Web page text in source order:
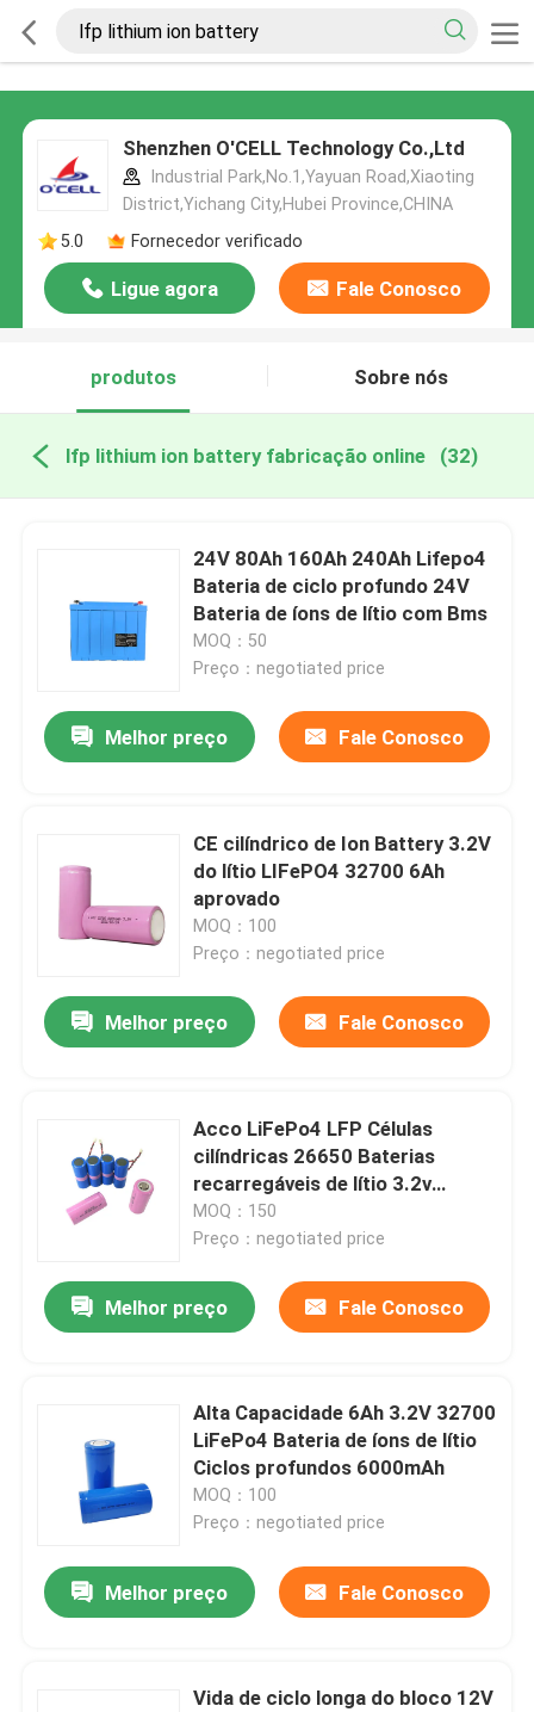
Shenzhen O'CELL Technology Co.,Ltd
Industrial Park,No.1,Yayuan Road,Xiaoting
District,Yichang City,Hubei Province,CHINA
5.0
Fornecedor verificado
Ligue agora Fale Conosco
produtos Sobre nós
lfp lithium ion battery fabricação online (32)
24V 80Ah 160Ah 240Ah Lifepo4
Bateria de ciclo profundo 24V
Bateria de íons de lítio com Bms
MOQ：50
Preço：negotiated price
Melhor preço Fale Conosco
CE cilíndrico de Ion Battery 3.2V
do lítio LIFePO4 32700 6Ah
aprovado
MOQ：100
Preço：negotiated price
Melhor preço Fale Conosco
Acco LiFePo4 LFP Células
cilíndricas 26650 Baterias
recarregáveis de lítio 3.2v
2500mah 2800mah 3400mah
MOQ：150
Preço：negotiated price
Melhor preço Fale Conosco
Alta Capacidade 6Ah 3.2V 32700
LiFePo4 Bateria de íons de lítio
Ciclos profundos 6000mAh
MOQ：100
Preço：negotiated price
Melhor preço Fale Conosco
Vida de ciclo longa do bloco 12V